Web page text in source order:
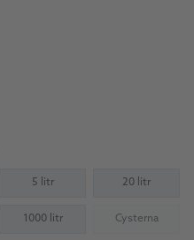
5 litr 20 litr
1000 litr Cysterna
(Not